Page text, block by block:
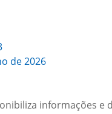
de 2026
informações